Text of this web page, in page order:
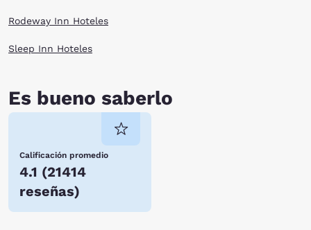
Rodeway Inn Hoteles
Sleep Inn Hoteles
Es bueno saberlo
Calificación promedio
4.1 (21414
reseñas)